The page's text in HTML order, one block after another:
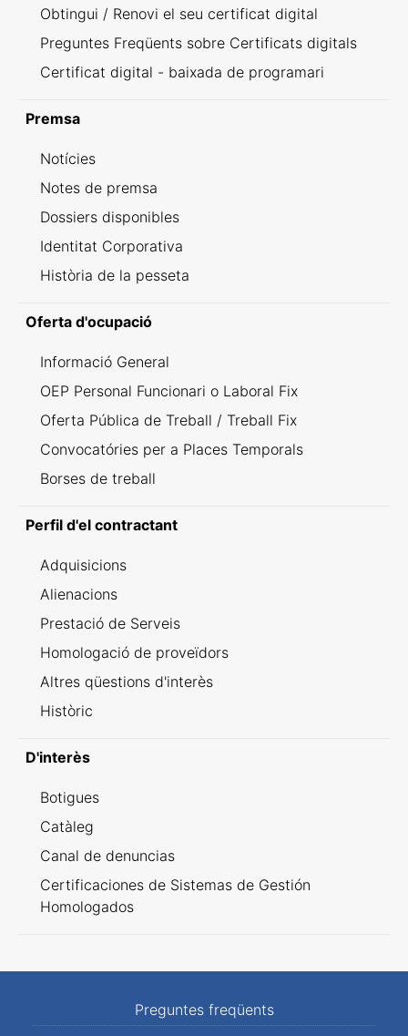
Obtingui / Renovi el seu certificat digital
Preguntes Freqüents sobre Certificats digitals
Certificat digital - baixada de programari
Premsa
Notícies
Notes de premsa
Dossiers disponibles
Identitat Corporativa
Història de la pesseta
Oferta d'ocupació
Informació General
OEP Personal Funcionari o Laboral Fix
Oferta Pública de Treball / Treball Fix
Convocatóries per a Places Temporals
Borses de treball
Perfil d'el contractant
Adquisicions
Alienacions
Prestació de Serveis
Homologació de proveïdors
Altres qüestions d'interès
Històric
D'interès
Botigues
Catàleg
Canal de denuncias
Certificaciones de Sistemas de Gestión
Homologados
Preguntes freqüents